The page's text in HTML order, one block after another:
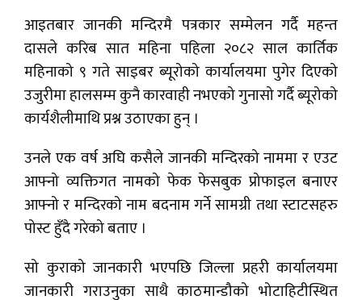
आइतबार जानकी मन्दिरमै पत्रकार सम्मेलन गर्दै महन्त
दासले करिब सात महिना पहिला २०८२ साल कार्तिक
महिनाको ९ गते साइबर ब्यूरोको कार्यालयमा पुगेर दिएको
उजुरीमा हालसम्म कुनै कारवाही नभएको गुनासो गर्दै ब्यूरोको
कार्यशैलीमाथि प्रश्न उठाएका हुन् ।
उनले एक वर्ष अघि कसैले जानकी मन्दिरको नाममा र एउट
आफ्नो व्यक्तिगत नामको फेक फेसबुक प्रोफाइल बनाएर
आफ्नो र मन्दिरको नाम बदनाम गर्ने सामग्री तथा स्टाटसहरु
पोस्ट हुँदै गरेको बताए ।
सो कुराको जानकारी भएपछि जिल्ला प्रहरी कार्यालयमा
जानकारी गराउनुका साथै काठमान्डौको भोटाहिटीस्थित